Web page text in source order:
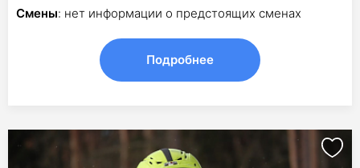
Смены: нет информации о предстоящих сменах
Подробнее